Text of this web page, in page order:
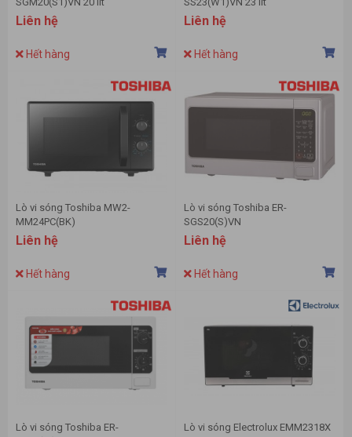
Liên hệ
Hết hàng
Liên hệ
Hết hàng
Lò vi sóng Toshiba MW2-
MM24PC(BK)
Liên hệ
Hết hàng
Lò vi sóng Toshiba ER-
SGS20(S)VN
Liên hệ
Hết hàng
Lò vi sóng Toshiba ER-
Lò vi sóng Electrolux EMM2318X